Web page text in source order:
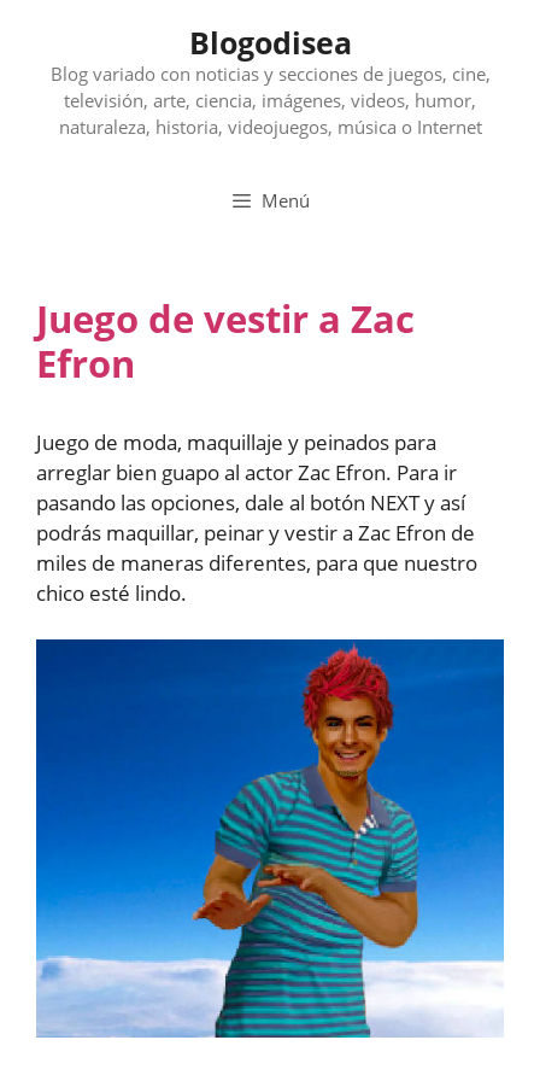
contenido
Blogodisea
Blog variado con noticias y secciones de juegos, cine,
televisión, arte, ciencia, imágenes, videos, humor,
naturaleza, historia, videojuegos, música o Internet
Menú
Juego de vestir a Zac
Efron
Juego de moda, maquillaje y peinados para
arreglar bien guapo al actor Zac Efron. Para ir
pasando las opciones, dale al botón NEXT y así
podrás maquillar, peinar y vestir a Zac Efron de
miles de maneras diferentes, para que nuestro
chico esté lindo.